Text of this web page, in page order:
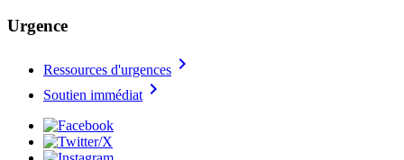
Urgence
Ressources d'urgences chevron_right
Soutien immédiat chevron_right